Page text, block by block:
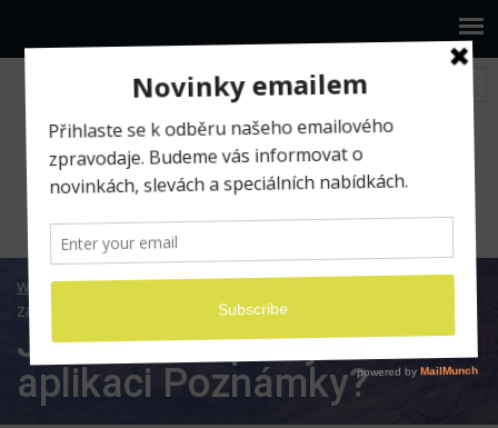
www.ilumio.cz BLOG
Jak třídit
zápisky v aplikaci Poznámky?
Jak třídit zápisky v
aplikaci Poznámky?